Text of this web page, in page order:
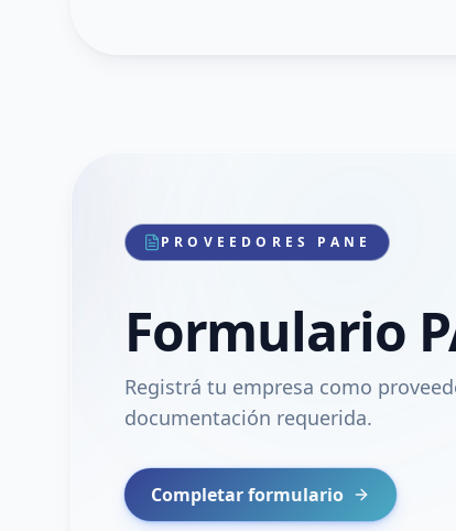
PROVEEDORES PANE
Formulario
Registrá tu empresa como
documentación requerida.
Completar formulario